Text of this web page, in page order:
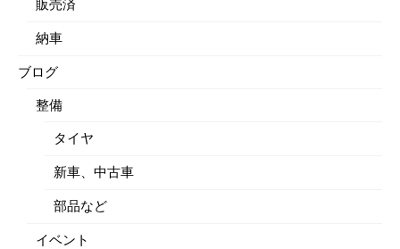
販売済
納車
ブログ
整備
タイヤ
新車、中古車
部品など
イベント